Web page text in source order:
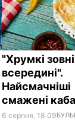
"Хрумкі
всередині".
Найсмачніші
смажені
6 серпня, 18.09